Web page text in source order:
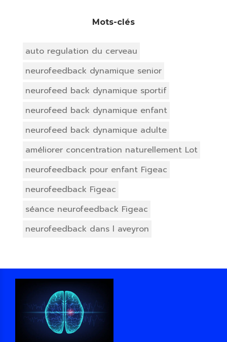
Mots-clés
auto regulation du cerveau
neurofeedback dynamique senior
neurofeed back dynamique sportif
neurofeed back dynamique enfant
neurofeed back dynamique adulte
améliorer concentration naturellement Lot
neurofeedback pour enfant Figeac
neurofeedback Figeac
séance neurofeedback Figeac
neurofeedback dans l aveyron